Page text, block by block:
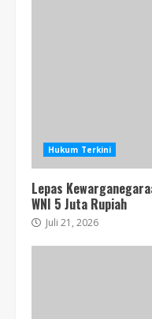
Hukum Terkini
Lepas
WNI 5 Juta Rupiah
Juli 21, 2026